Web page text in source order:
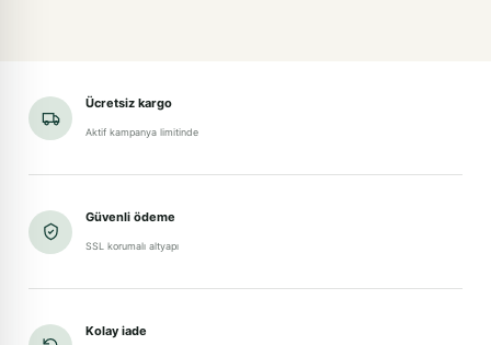
Ücretsiz kargo
Aktif kampanya limitinde
Güvenli ödeme
SSL korumalı altyapı
Kolay iade